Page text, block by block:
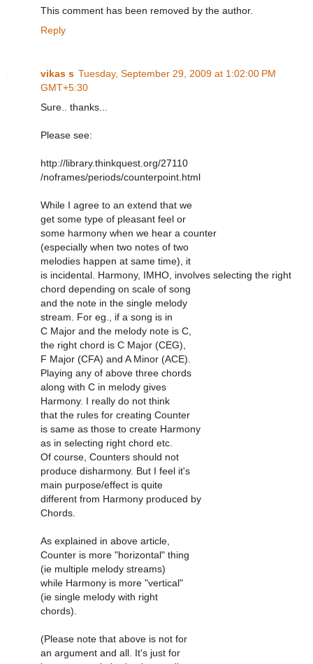
This comment has been removed by the author.
Reply
vikas s Tuesday, September 29, 2009 at 1:02:00 PM
GMT+5:30
Sure.. thanks...
Please see:
http://library.thinkquest.org/27110
/noframes/periods/counterpoint.html
While I agree to an extend that we
get some type of pleasant feel or
some harmony when we hear a counter
(especially when two notes of two
melodies happen at same time), it
is incidental. Harmony, IMHO, involves selecting the right
chord depending on scale of song
and the note in the single melody
stream. For eg., if a song is in
C Major and the melody note is C,
the right chord is C Major (CEG),
F Major (CFA) and A Minor (ACE).
Playing any of above three chords
along with C in melody gives
Harmony. I really do not think
that the rules for creating Counter
is same as those to create Harmony
as in selecting right chord etc.
Of course, Counters should not
produce disharmony. But I feel it's
main purpose/effect is quite
different from Harmony produced by
Chords.
As explained in above article,
Counter is more "horizontal" thing
(ie multiple melody streams)
while Harmony is more "vertical"
(ie single melody with right
chords).
(Please note that above is not for
an argument and all. It's just for